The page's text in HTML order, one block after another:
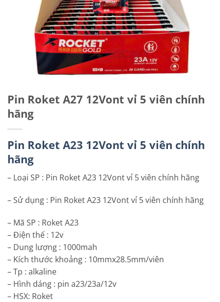
Pin Roket A27 12Vont vỉ 5 viên chính
hãng
Pin Roket A23 12Vont vỉ 5 viên chính
hãng
– Loại SP : Pin Roket A23 12Vont vỉ 5 viên chính hãng
– Sử dụng : Pin Roket A23 12Vont vỉ 5 viên chính hãng
– Mã SP : Roket A23
– Điện thế : 12v
– Dung lượng : 1000mah
– Kích thước khoảng : 10mmx28.5mm/viên
– Tp : alkaline
– Hình dáng : pin a23/23a/12v
– HSX: Roket